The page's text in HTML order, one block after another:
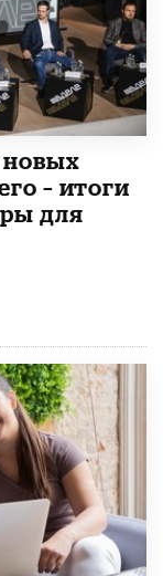
новых
– итоги
для